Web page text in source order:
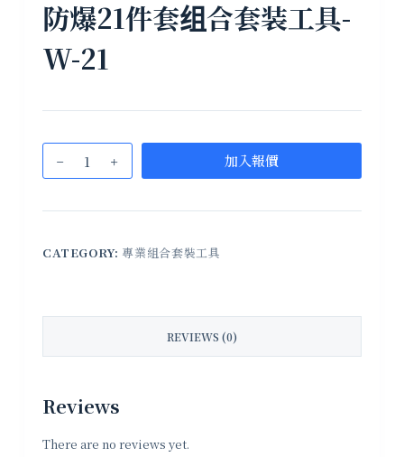
防爆21件套组合套装工具-
W-21
加入報價
CATEGORY: 專業組合套裝工具
REVIEWS (0)
Reviews
There are no reviews yet.